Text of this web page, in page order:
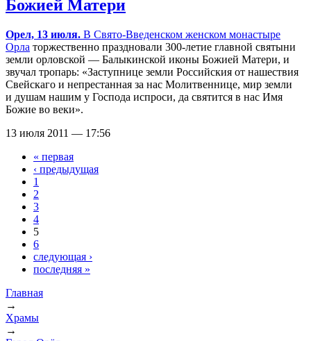
Божией Матери
Орел, 13 июля. В Свято-Введенском женском монастыре
Орла торжественно праздновали 300-летие главной святыни
земли орловской — Балыкинской иконы Божией Матери, и
звучал тропарь: «Заступнице земли Российския от нашествия
Свейскаго и непрестанная за нас Молитвеннице, мир земли
и душам нашим у Господа испроси, да святится в нас Имя
Божие во веки».
13 июля 2011 — 17:56
Страницы
« первая
‹ предыдущая
1
2
3
4
5
6
следующая ›
последняя »
Вы здесь
Главная
→
Храмы
→